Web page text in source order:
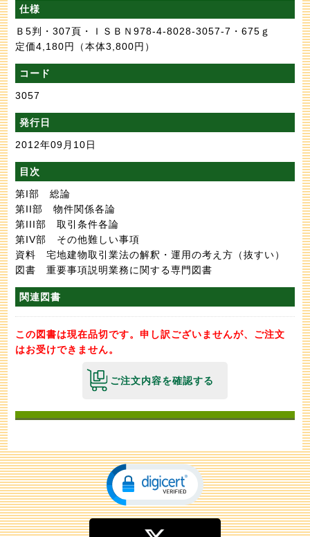
仕様
Ｂ5判・307頁・ＩＳＢＮ978-4-8028-3057-7・675ｇ
定価4,180円
（本体3,800円）
コード
3057
発行日
2012年09月10日
目次
第I部 総論
第II部 物件関係各論
第III部 取引条件各論
第IV部 その他難しい事項
資料 宅地建物取引業法の解釈・運用の考え方（抜すい）
図書 重要事項説明業務に関する専門図書
関連図書
この図書は現在品切です。申し訳ございませんが、ご注文
はお受けできません。
ご注文内容を確認する